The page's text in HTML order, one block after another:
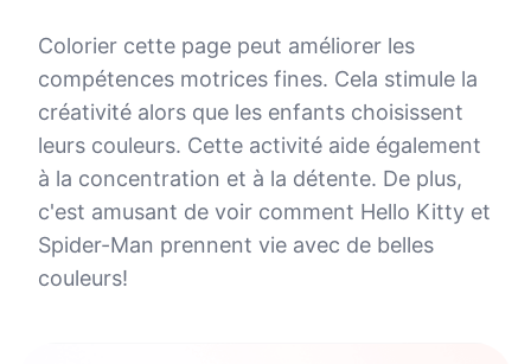
Colorier cette page peut améliorer les
compétences motrices fines. Cela stimule la
créativité alors que les enfants choisissent
leurs couleurs. Cette activité aide également
à la concentration et à la détente. De plus,
c'est amusant de voir comment Hello Kitty et
Spider-Man prennent vie avec de belles
couleurs!